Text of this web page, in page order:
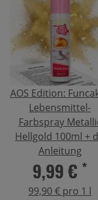
AOS Edition:
Lebensmittel-
Farbspray
Hellgold 100ml +
Anleitung
9,99 € *
99,90 € pro 1 l